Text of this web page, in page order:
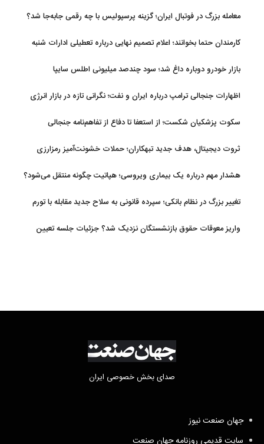
معامله بزرگ در فوتبال ایران؛ گزینه پرسپولیس با چه رقمی جابه‌جا شد؟
کارمندان حتما بخوانند؛ اعلام تصمیم نهایی درباره تعطیلی ادارات شنبه
بازار خودرو دوباره داغ شد؛ سود چندصد میلیونی اطلس سایپا
اظهارات جنجالی ترامپ درباره ایران و نفت؛ نگرانی تازه در بازار انرژی
سکوت پزشکیان شکست؛ از استعفا تا دفاع از تفاهم‌نامه جنجالی
ثروت دیجیتال، هدف جدید تبهکاران؛ حملات خشونت‌آمیز رمزارزی
هشدار مهم درباره یک بیماری ویروسی؛ هپاتیت چگونه منتقل می‌شود؟
تغییر بزرگ در نظام بانکی؛ سپرده قانونی به سلاح جدید مقابله با تورم
واریز معوقات حقوق بازنشستگان نزدیک شد؟ جزئیات جلسه تعیین
صدای بخش خصوصی ایران
جهان صنعت نیوز
سایت قدیمی روزنامه جهان صنعت